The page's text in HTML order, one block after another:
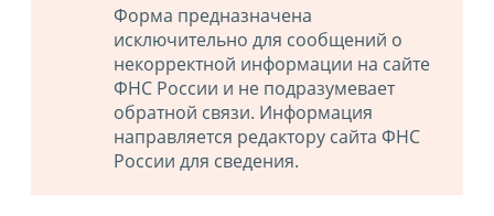
Форма предназначена
исключительно для сообщений о
некорректной информации на сайте
ФНС России и не подразумевает
обратной связи. Информация
направляется редактору сайта ФНС
России для сведения.